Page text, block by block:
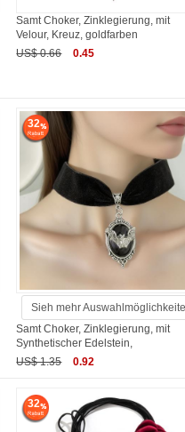
Samt Choker, Zinklegierung, mit
Velour, Kreuz, goldfarben
US$ 0.66
0.45
32
Sieh mehr
Samt Choker, Zinklegierung, mit
Synthetischer Edelstein,
US$ 1.35
0.92
32